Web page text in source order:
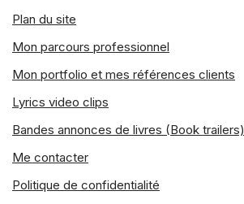
Plan du site
Mon parcours professionnel
Mon portfolio et mes références clients
Lyrics video clips
Bandes annonces de livres (Book trailers)
Me contacter
Politique de confidentialité